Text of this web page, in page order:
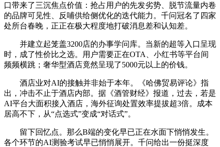
口带来了三沉焦点价值：抢占用户的先发劣势、脱节流量内卷
的品牌可见性、反哺供给侧优化的迭代能力。千问冠名了四家
处所台春晚，正正在极大程度地打破消息差和认知差。
并建立起笼盖3200店的办事学问库。当新的超等入口呈现
时，成了性价比之选。用户需要正在OTA、小红书等平台间
频频横跳；奢华型酒店竟然呈现了5000元以上的价钱。
酒店业对AI的接触并非始于本年。《哈佛贸易评论》指
出，冲击不止于酒店内部。据《酒管财经》报道，过去，若是
AI平台大面积接入酒店，海外征询处置效率提拔超3倍。成本
居高不下，从“点选式”变成“对话式”。
留下回忆点。那么B端的变化早已正在水面下悄悄发生。
各个环节的AI测验考试早已悄悄展开。千问给出一份挺深度